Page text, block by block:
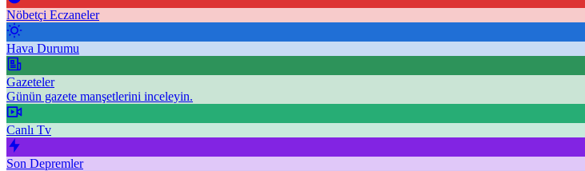
Nöbetçi Eczaneler
Hava Durumu
Gazeteler
Günün gazete manşetlerini inceleyin.
Canlı Tv
Son Depremler